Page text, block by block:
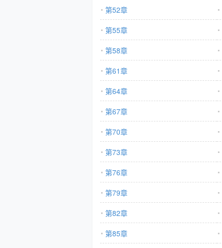
第52章
第55章
第58章
第61章
第64章
第67章
第70章
第73章
第76章
第79章
第82章
第85章